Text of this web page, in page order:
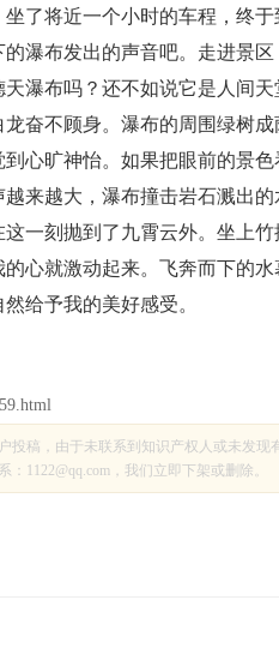
了将近一个小时的车程，终于
瀑布发出的声音吧。走进景
瀑布吗？还不如说它是人间天
奋不顾身。瀑布的周围绿树成
心旷神怡。如果把眼前的景
来越大，瀑布撞击岩石溅出
一刻抛到了九霄云外。坐上
心就激动起来。飞奔而下的
给予我的美好感受。
投稿，由于未联系到知识产权人或未发现
1122@qq.com，我们立即下架或删除。